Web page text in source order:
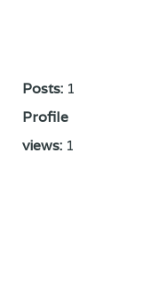
Posts: 1
Profile
views: 1